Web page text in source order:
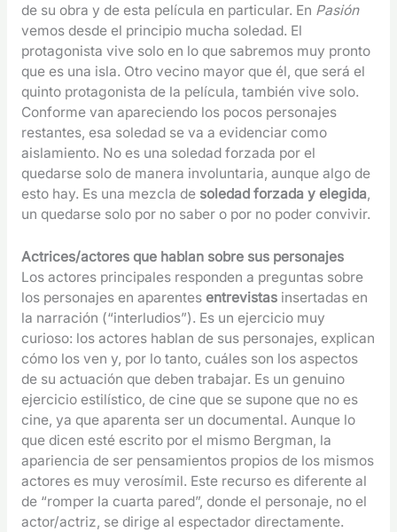
de su obra y de esta película en particular. En Pasión
vemos desde el principio mucha soledad. El
protagonista vive solo en lo que sabremos muy pronto
que es una isla. Otro vecino mayor que él, que será el
quinto protagonista de la película, también vive solo.
Conforme van apareciendo los pocos personajes
restantes, esa soledad se va a evidenciar como
aislamiento. No es una soledad forzada por el
quedarse solo de manera involuntaria, aunque algo de
esto hay. Es una mezcla de soledad forzada y elegida,
un quedarse solo por no saber o por no poder convivir.
Actrices/actores que hablan sobre sus personajes
Los actores principales responden a preguntas sobre
los personajes en aparentes entrevistas insertadas en
la narración (“interludios”). Es un ejercicio muy
curioso: los actores hablan de sus personajes, explican
cómo los ven y, por lo tanto, cuáles son los aspectos
de su actuación que deben trabajar. Es un genuino
ejercicio estilístico, de cine que se supone que no es
cine, ya que aparenta ser un documental. Aunque lo
que dicen esté escrito por el mismo Bergman, la
apariencia de ser pensamientos propios de los mismos
actores es muy verosímil. Este recurso es diferente al
de “romper la cuarta pared”, donde el personaje, no el
actor/actriz, se dirige al espectador directamente.